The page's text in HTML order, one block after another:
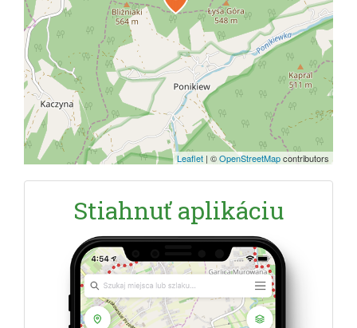
Leaflet | ©OpenStreetMapcontributors
Stiahnuť aplikáciu